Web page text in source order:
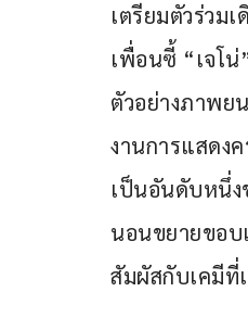
เตรียมตัวร่วม
เพื่อนซี้ “เจโ
ตัวอย่างภาพย
งานการแสดง
เป็นอันดับหนึ่ง
นอนขยายขอบ
สัมผัสกับเคมีที่